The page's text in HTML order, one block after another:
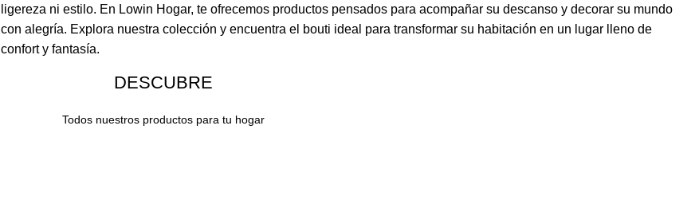
ligereza ni estilo. En Lowin Hogar, te ofrecemos productos pensados para acompañar su descanso y decorar su mundo
con alegría. Explora nuestra colección y encuentra el bouti ideal para transformar su habitación en un lugar lleno de
confort y fantasía.
DESCUBRE
Todos nuestros productos para tu hogar